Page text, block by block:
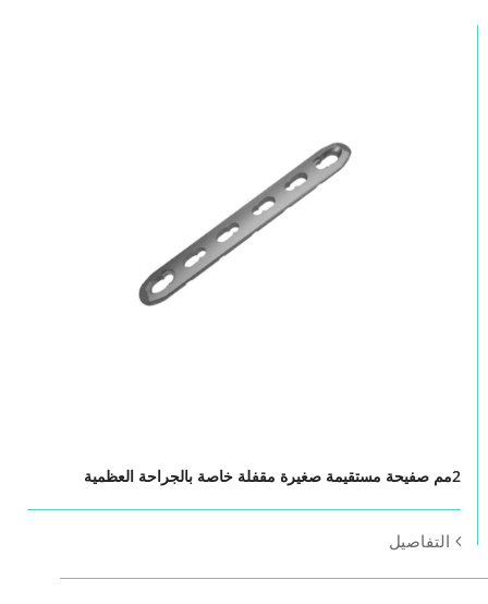
2مم صفيحة مستقيمة صغيرة مقفلة خاصة بالجراحة العظمية
التفاصيل